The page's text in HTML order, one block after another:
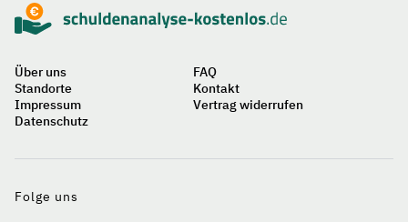
Über uns
FAQ
Standorte
Kontakt
Impressum
Vertrag widerrufen
Datenschutz
Folge uns